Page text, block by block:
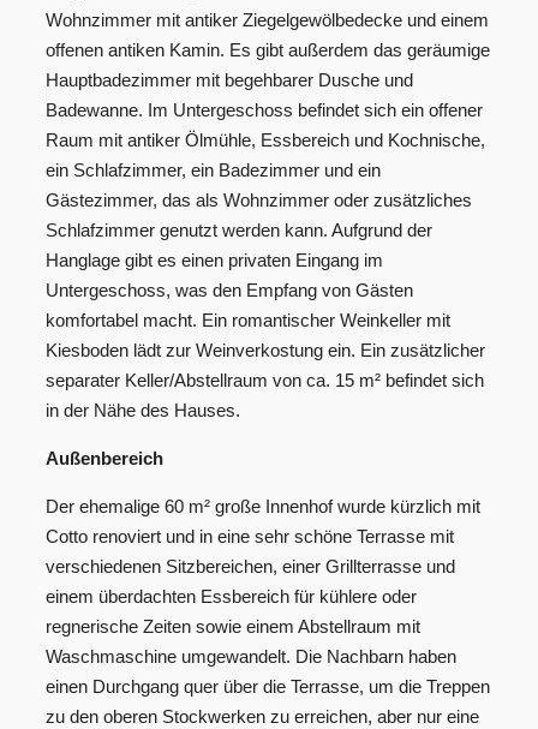
Wohnzimmer mit antiker Ziegelgewölbedecke und einem
offenen antiken Kamin. Es gibt außerdem das geräumige
Hauptbadezimmer mit begehbarer Dusche und
Badewanne. Im Untergeschoss befindet sich ein offener
Raum mit antiker Ölmühle, Essbereich und Kochnische,
ein Schlafzimmer, ein Badezimmer und ein
Gästezimmer, das als Wohnzimmer oder zusätzliches
Schlafzimmer genutzt werden kann. Aufgrund der
Hanglage gibt es einen privaten Eingang im
Untergeschoss, was den Empfang von Gästen
komfortabel macht. Ein romantischer Weinkeller mit
Kiesboden lädt zur Weinverkostung ein. Ein zusätzlicher
separater Keller/Abstellraum von ca. 15 m² befindet sich
in der Nähe des Hauses.
Außenbereich
Der ehemalige 60 m² große Innenhof wurde kürzlich mit
Cotto renoviert und in eine sehr schöne Terrasse mit
verschiedenen Sitzbereichen, einer Grillterrasse und
einem überdachten Essbereich für kühlere oder
regnerische Zeiten sowie einem Abstellraum mit
Waschmaschine umgewandelt. Die Nachbarn haben
einen Durchgang quer über die Terrasse, um die Treppen
zu den oberen Stockwerken zu erreichen, aber nur eine